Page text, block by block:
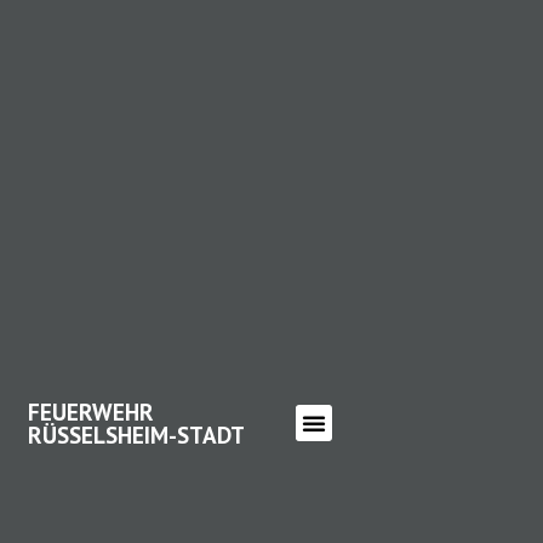
FEUERWEHR
RÜSSELSHEIM-STADT